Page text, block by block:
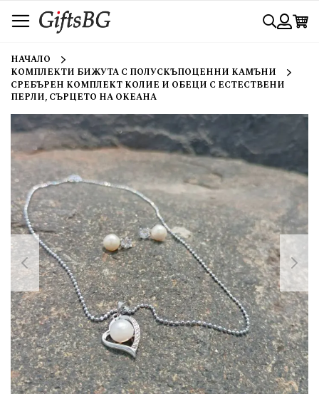
към
съдържанието
Търси
НАЧАЛО
КОМПЛЕКТИ БИЖУТА С ПОЛУСКЪПОЦЕННИ КАМЪНИ
СРЕБЪРЕН КОМПЛЕКТ КОЛИЕ И ОБЕЦИ С ЕСТЕСТВЕНИ
ПЕРЛИ, СЪРЦЕТО НА ОКЕАНА